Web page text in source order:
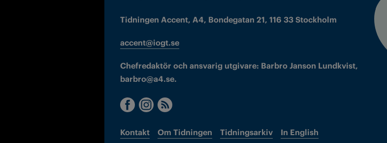
Tidningen Accent, A4, Bondegatan 21, 116 33 Stockholm
accent@iogt.se
Chefredaktör och ansvarig utgivare: Barbro Janson Lundkvist,
barbro@a4.se.
Kontakt Om Tidningen Tidningsarkiv In English